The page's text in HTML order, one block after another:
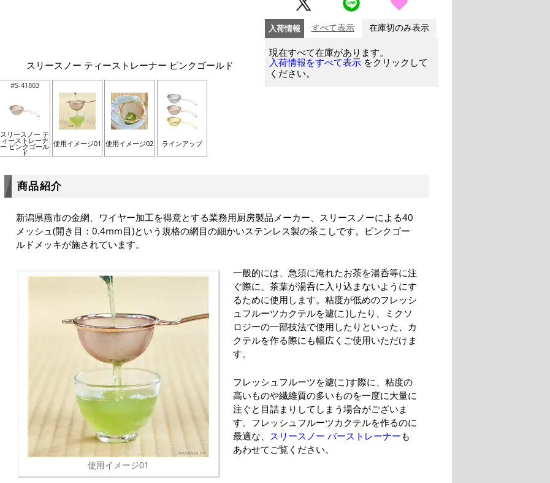
スリースノー ティーストレーナー ピンクゴールド
#S-41803
スリースノー テ
ィーストレーナ
ー ピンクゴール
ド
使用イメージ01 使用イメージ02 ラインアップ
入荷情報 すべて表示 在庫切のみ表示
現在すべて在庫があります。
入荷情報をすべて表示 をクリックして
ください。
商品紹介
新潟県燕市の金網、ワイヤー加工を得意とする業務用厨房製品メーカー、スリースノーによる40
メッシュ(開き目：0.4mm目)という規格の網目の細かいステンレス製の茶こしです。ピンクゴー
ルドメッキが施されています。
使用イメージ01
一般的には、急須に淹れたお茶を湯呑等に注
ぐ際に、茶葉が湯呑に入り込まないようにす
るために使用します。粘度が低めのフレッシ
ュフルーツカクテルを濾(こ)したり、ミクソ
ロジーの一部技法で使用したりといった、カ
クテルを作る際にも幅広くご使用いただけま
す。
フレッシュフルーツを濾(こ)す際に、粘度の
高いものや繊維質の多いものを一度に大量に
注ぐと目詰まりしてしまう場合がございま
す。フレッシュフルーツカクテルを作るのに
最適な、 スリースノー バーストレーナーも
あわせてご覧ください。